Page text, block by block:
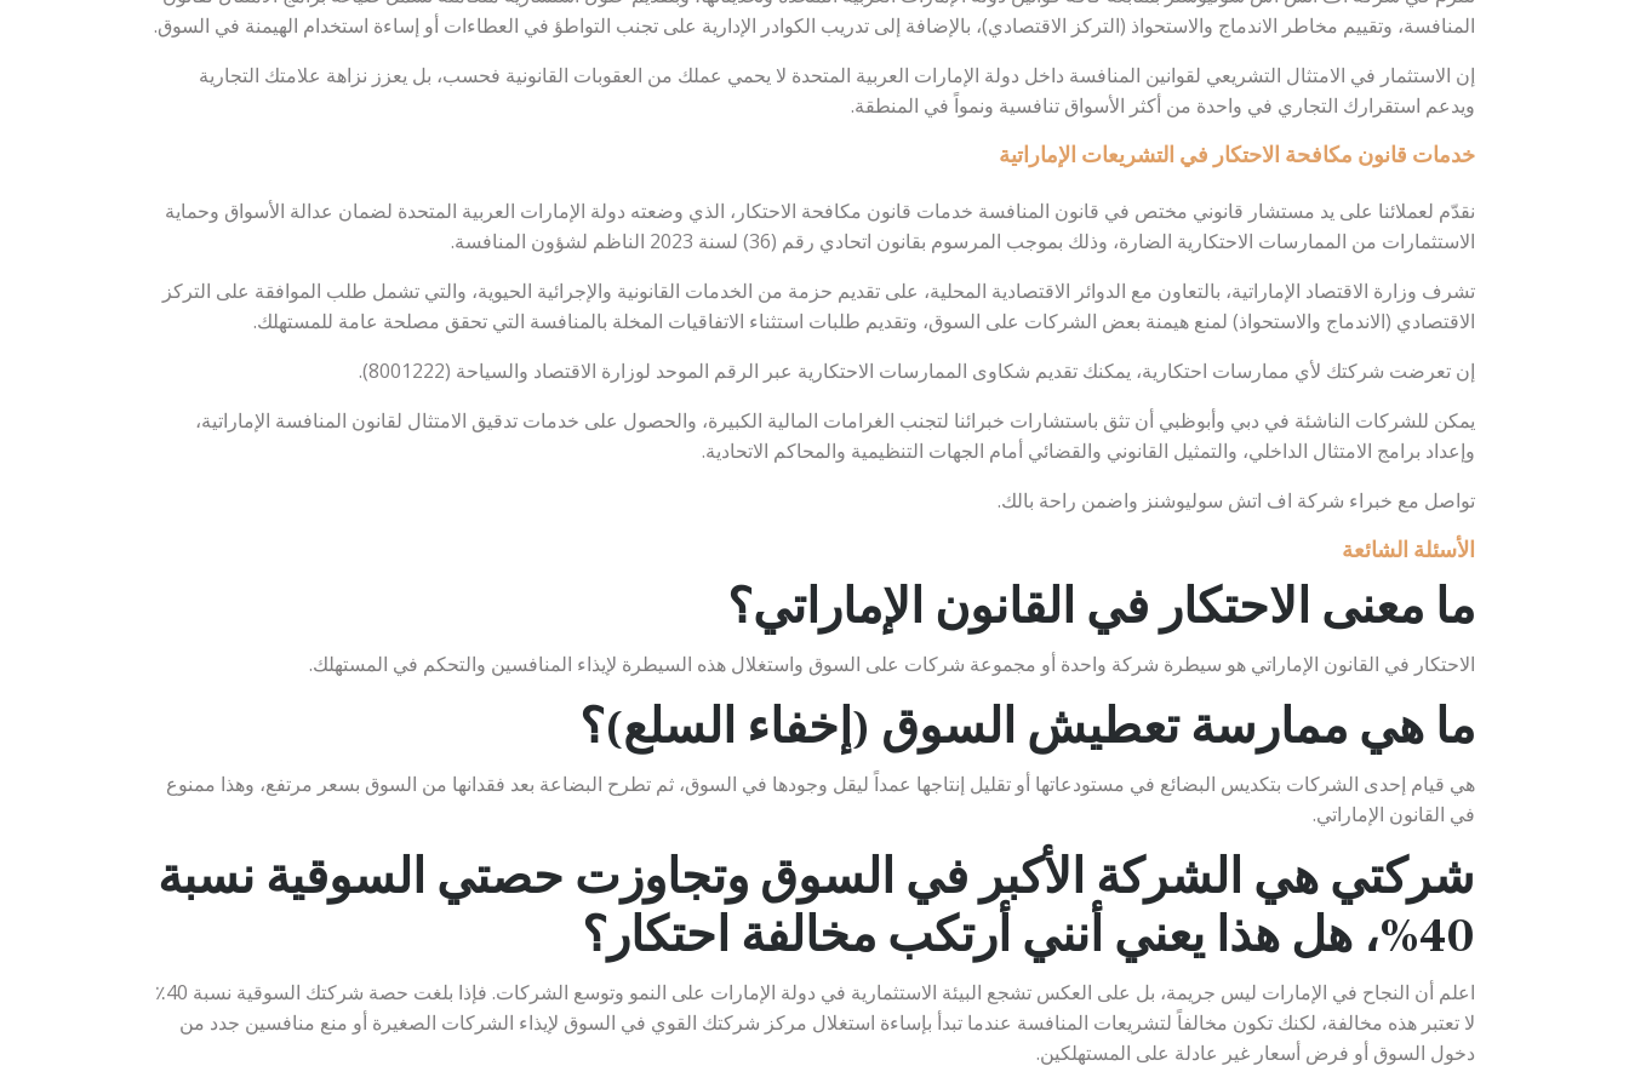
المنافسة، وتقييم مخاطر الاندماج والاستحواذ (التركز الاقتصادي)، بالإضافة إلى تدريب الكوادر الإدارية على تجنب التواطؤ في العطاءات أو إساءة استخدام الهيمنة في السوق.
إن الاستثمار في الامتثال التشريعي لقوانين المنافسة داخل دولة الإمارات العربية المتحدة لا يحمي عملك من العقوبات القانونية فحسب، بل يعزز نزاهة علامتك التجارية
ويدعم استقرارك التجاري في واحدة من أكثر الأسواق تنافسية ونمواً في المنطقة.
خدمات قانون مكافحة الاحتكار في التشريعات الإماراتية
نقدّم لعملائنا على يد مستشار قانوني مختص في قانون المنافسة خدمات قانون مكافحة الاحتكار، الذي وضعته دولة الإمارات العربية المتحدة لضمان عدالة الأسواق وحماية
الاستثمارات من الممارسات الاحتكارية الضارة، وذلك بموجب المرسوم بقانون اتحادي رقم (36) لسنة 2023 الناظم لشؤون المنافسة.
تشرف وزارة الاقتصاد الإماراتية، بالتعاون مع الدوائر الاقتصادية المحلية، على تقديم حزمة من الخدمات القانونية والإجرائية الحيوية، والتي تشمل طلب الموافقة على التركز
الاقتصادي (الاندماج والاستحواذ) لمنع هيمنة بعض الشركات على السوق، وتقديم طلبات استثناء الاتفاقيات المخلة بالمنافسة التي تحقق مصلحة عامة للمستهلك.
إن تعرضت شركتك لأي ممارسات احتكارية، يمكنك تقديم شكاوى الممارسات الاحتكارية عبر الرقم الموحد لوزارة الاقتصاد والسياحة (8001222).
يمكن للشركات الناشئة في دبي وأبوظبي أن تثق باستشارات خبرائنا لتجنب الغرامات المالية الكبيرة، والحصول على خدمات تدقيق الامتثال لقانون المنافسة الإماراتية،
وإعداد برامج الامتثال الداخلي، والتمثيل القانوني والقضائي أمام الجهات التنظيمية والمحاكم الاتحادية.
تواصل مع خبراء شركة اف اتش سوليوشنز واضمن راحة بالك.
الأسئلة الشائعة
ما معنى الاحتكار في القانون الإماراتي؟
الاحتكار في القانون الإماراتي هو سيطرة شركة واحدة أو مجموعة شركات على السوق واستغلال هذه السيطرة لإيذاء المنافسين والتحكم في المستهلك.
ما هي ممارسة تعطيش السوق (إخفاء السلع)؟
هي قيام إحدى الشركات بتكديس البضائع في مستودعاتها أو تقليل إنتاجها عمداً ليقل وجودها في السوق، ثم تطرح البضاعة بعد فقدانها من السوق بسعر مرتفع، وهذا ممنوع
في القانون الإماراتي.
شركتي هي الشركة الأكبر في السوق وتجاوزت حصتي السوقية نسبة
40%، هل هذا يعني أنني أرتكب مخالفة احتكار؟
اعلم أن النجاح في الإمارات ليس جريمة، بل على العكس تشجع البيئة الاستثمارية في دولة الإمارات على النمو وتوسع الشركات. فإذا بلغت حصة شركتك السوقية نسبة 40٪
لا تعتبر هذه مخالفة، لكنك تكون مخالفاً لتشريعات المنافسة عندما تبدأ بإساءة استغلال مركز شركتك القوي في السوق لإيذاء الشركات الصغيرة أو منع منافسين جدد من
دخول السوق أو فرض أسعار غير عادلة على المستهلكين.